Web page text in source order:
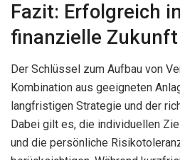
Fazit: Erfolgreich
finanzielle
Der Schlüssel zum Aufbau von
Kombination aus geeigneten
langfristigen Strategie und der
Dabei gilt es, die individuellen
und die persönliche